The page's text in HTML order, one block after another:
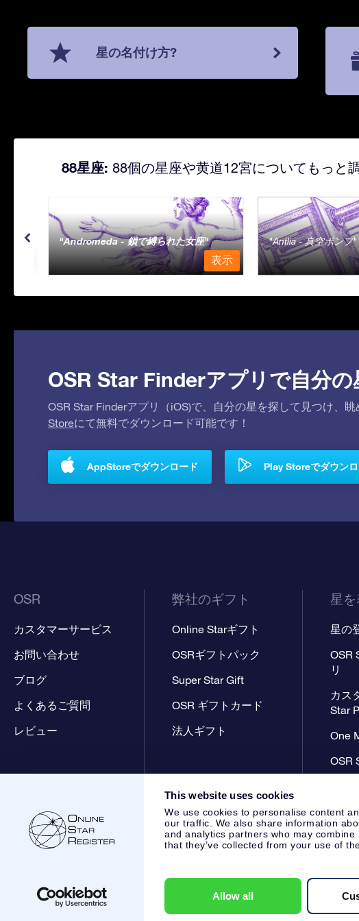
This website uses cookies
We use cookies to personalise content
our traffic. We also share information
and analytics partners who may
that they’ve collected from your use of
Allow all
星の名付け方?
88星座: 88個の星座や黄道12宮についてもっと
Andromeda - 鎖で縛られた女座
表示
Antlia - 真空ポンプ
OSR Star Finderアプリで自分の
OSR Star Finderアプリ（iOS)で、自分の星を探して見つけ、
Storeにて無料でダウンロード可能です！
AppStoreでダウンロード Play Storeでダウン
OSR
カスタマーサービス
お問い合わせ
ブログ
よくあるご質問
レビュー
弊社のギフト
Online Starギフト
OSRギフトパック
Super Star Gift
OSR ギフトカード
法人ギフト
星を
星の
OSR
リ
カス
Star
One
OSR
カスタマーサービス:
KVK: 60333553, VAT: NL